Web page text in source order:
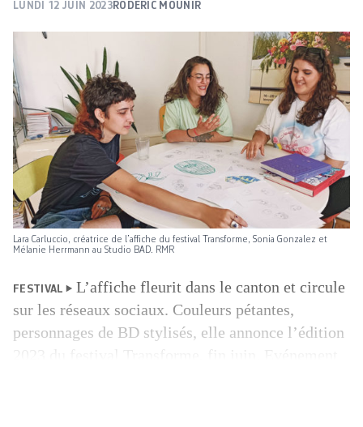
LUNDI 12 JUIN 2023RODERIC MOUNIR
Lara Carluccio, créatrice de l’affiche du festival Transforme, Sonia Gonzalez et
Mélanie Herrmann au Studio BAD. RMR
FESTIVAL
L’affiche fleurit dans le canton et circule
sur les réseaux sociaux. Couleurs pétantes,
personnages de BD stylisés, elle annonce l’édition